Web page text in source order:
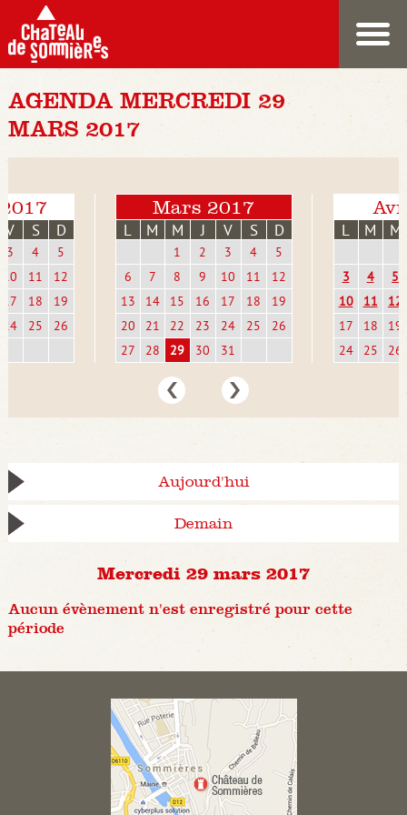
AGENDA MERCREDI 29
MARS 2017
V S D
3 4
5
10
11
12
17
18
19
24
25 26
Mars 2017
L M M J V S D
1 2 3 4
5
6
7 8 9 10 11
12
13
14 15 16 17 18
19
20
21 22 23 24 25
26
27
28 29 30 31
L M M
3 4
5
10
11
12
17
18
19
24
25 26
Aujourd'hui
Demain
Mercredi 29 mars 2017
Aucun évènement n'est enregistré pour cette
période